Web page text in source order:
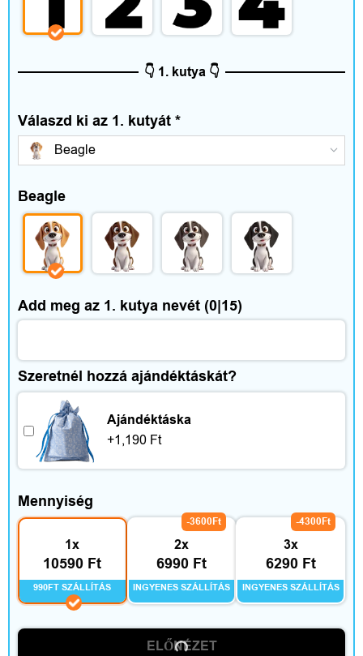
👇 1. kutya 👇
Válaszd ki az 1. kutyát *
Beagle
Beagle
Add meg az 1. kutya nevét (0|15)
Szeretnél hozzá ajándéktáskát?
Ajándéktáska
+1,190 Ft
Mennyiség
1x
10590 Ft
990FT SZÁLLÍTÁS
2x
6990 Ft
-3600Ft
INGYENES SZÁLLÍTÁS
3x
6290 Ft
-4300Ft
INGYENES SZÁLLÍTÁS
ELŐNÉZET